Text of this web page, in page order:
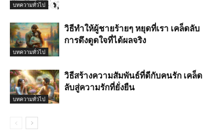
บทความทั่วไป
บทความทั่วไป
วิธีทำให้ผู้ชายร้ายๆ หยุดที่เรา เคล็ดลับ
การดึงดูดใจที่ได้ผลจริง
บทความทั่วไป
วิธีสร้างความสัมพันธ์ที่ดีกับคนรัก เคล็ด
ลับสู่ความรักที่ยั่งยืน